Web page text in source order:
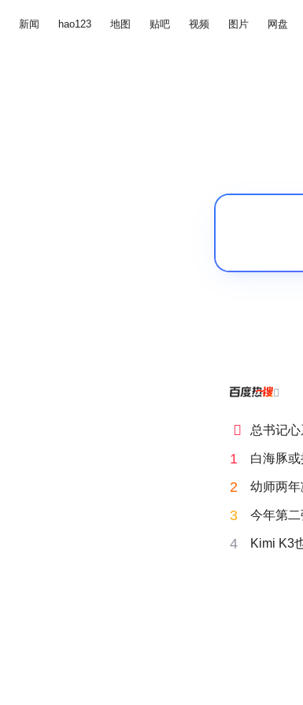
新闻 hao123 地图 贴吧 视频 图片 网盘

 总书记
1 白海豚
2 幼师两年
3 今年第
4 Kimi K3